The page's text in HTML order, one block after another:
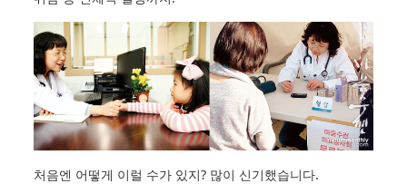
처음엔 어떻게 이럴 수가 있지? 많이 신기했습니다.